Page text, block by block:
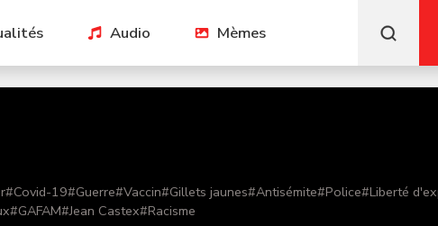
Audio Mèmes
#Covid-19#Guerre#Vaccin#Gillets jaunes#Antisémite#Police#Liberté
#GAFAM#Jean Castex#Racisme